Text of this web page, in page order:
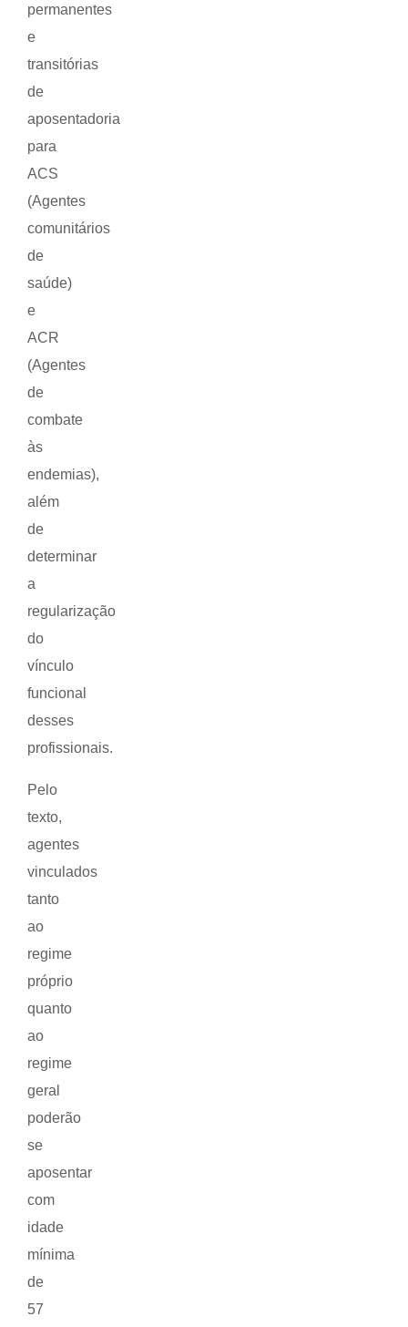
permanentes
e
transitórias
de
aposentadoria
para
ACS
(Agentes
comunitários
de
saúde)
e
ACR
(Agentes
de
combate
às
endemias),
além
de
determinar
a
regularização
do
vínculo
funcional
desses
profissionais.
Pelo
texto,
agentes
vinculados
tanto
ao
regime
próprio
quanto
ao
regime
geral
poderão
se
aposentar
com
idade
mínima
de
57